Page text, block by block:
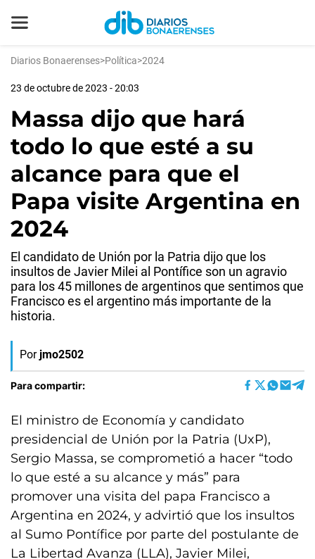
Diarios Bonaerenses>Política>2024
23 de octubre de 2023 - 20:03
Massa dijo que hará
todo lo que esté a su
alcance para que el
Papa visite Argentina en
2024
El candidato de Unión por la Patria dijo que los
insultos de Javier Milei al Pontífice son un agravio
para los 45 millones de argentinos que sentimos que
Francisco es el argentino más importante de la
historia.
Por jmo2502
Para compartir:
El ministro de Economía y candidato
presidencial de Unión por la Patria (UxP),
Sergio Massa, se comprometió a hacer “todo
lo que esté a su alcance y más” para
promover una visita del papa Francisco a
Argentina en 2024, y advirtió que los insultos
al Sumo Pontífice por parte del postulante de
La Libertad Avanza (LLA), Javier Milei,